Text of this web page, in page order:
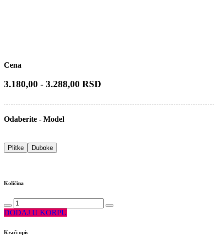
Cena
3.180,00 - 3.288,00 RSD
Odaberite - Model
Plitke Duboke
Količina
DODAJ U KORPU
Kraći opis